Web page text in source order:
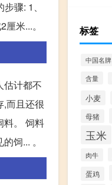
骤: 1、
米...。
估计都不
,而且还很
料。 饲料
饲... 。
标签
中国名牌
含量
小麦
母猪
玉米
肉牛
蛋鸡